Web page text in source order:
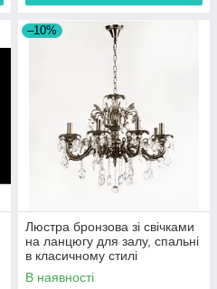
–10%
Люстра бронзова зі свічками
на ланцюгу для залу, спальні
в класичному стилі
В наявності